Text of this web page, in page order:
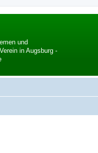
und
in Augsburg -